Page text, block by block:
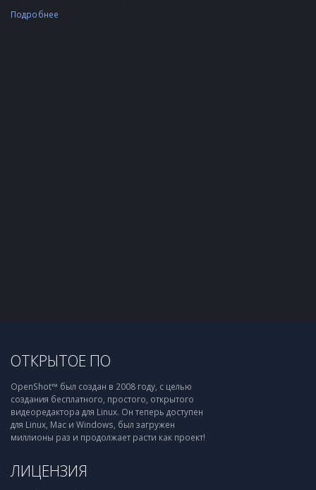
Подробнее
ОТКРЫТОЕ ПО
OpenShot™ был создан в 2008 году, с целью
создания бесплатного, простого, открытого
видеоредактора для Linux. Он теперь доступен
для Linux, Mac и Windows, был загружен
миллионы раз и продолжает расти как проект!
ЛИЦЕНЗИЯ